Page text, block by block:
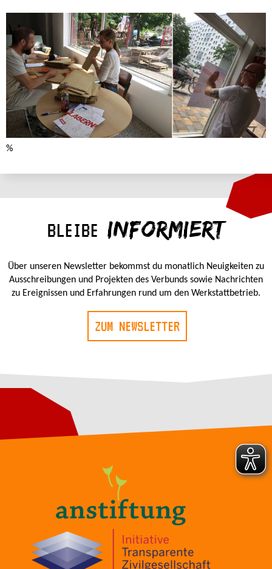
%
BLEIBE INFORMIERT
Über unseren Newsletter bekommst du monatlich Neuigkeiten zu
Ausschreibungen und Projekten des Verbunds sowie Nachrichten
zu Ereignissen und Erfahrungen rund um den Werkstattbetrieb.
ZUM NEWSLETTER